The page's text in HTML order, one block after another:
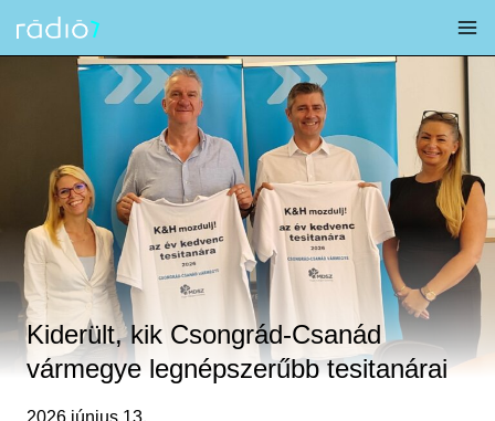
Kiderült, kik Csongrád-Csanád
vármegye legnépszerűbb tesitanárai